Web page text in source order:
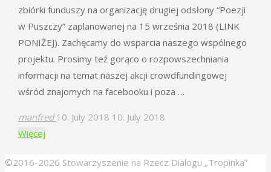
zbiórki funduszy na organizację drugiej odsłony “Poezji
w Puszczy” zaplanowanej na 15 września 2018 (LINK
PONIŻEJ). Zachęcamy do wsparcia naszego wspólnego
projektu. Prosimy teź gorąco o rozpowszechniania
informacji na temat naszej akcji crowdfundingowej
wśród znajomych na facebooku i poza …
manfred 10. July 2018 10. July 2018
Więcej"Zbieramy
na
©2016-2026 Stowarzyszenie na Rzecz Dialogu „Tropinka”